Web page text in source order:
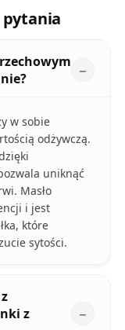
pytania
w sobie
odżywczą.
uniknąć
Masło
i jest
które
sytości.
z